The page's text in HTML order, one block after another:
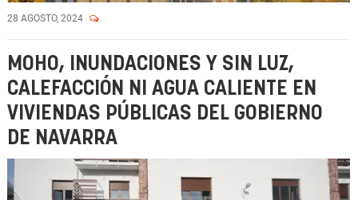
28 AGOSTO, 2024
MOHO, INUNDACIONES Y SIN LUZ,
CALEFACCIÓN NI AGUA CALIENTE EN
VIVIENDAS PÚBLICAS DEL GOBIERNO
DE NAVARRA